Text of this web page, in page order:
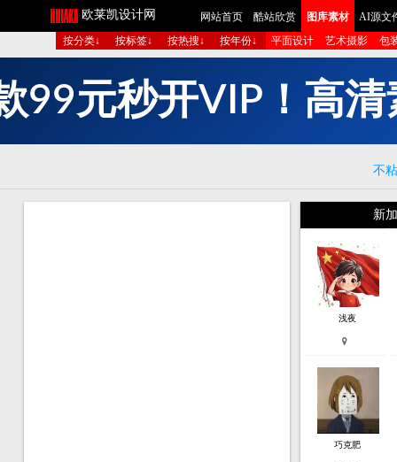
欧莱凯设计网 网站首页 酷站欣赏 图库素材
AI源文
按分类↓
按标签↓ 按热搜↓ 按年份↓ 平面设计 艺术摄影 包
P ！ 高清
多 组 图 生 成 短
不
新
浅夜
巧克肥